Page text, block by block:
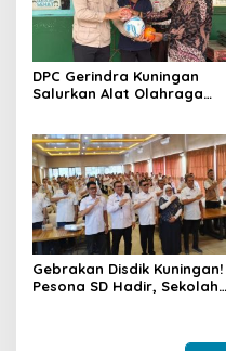
DPC Gerindra Kuningan
Salurkan Alat Olahraga
Pembinaan Generasi Muda
Gebrakan Disdik Kuningan!
Pesona SD Hadir, Sekolah